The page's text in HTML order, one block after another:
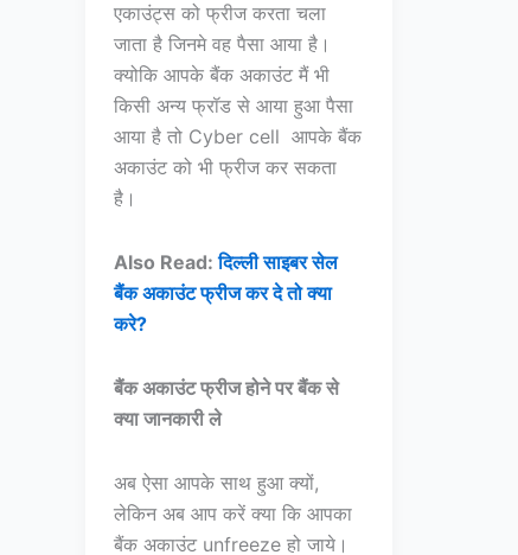
एकाउंट्स को फ्रीज करता चला
जाता है जिनमे वह पैसा आया है।
क्योकि आपके बैंक अकाउंट मैं भी
किसी अन्य फ्रॉड से आया हुआ पैसा
आया है तो Cyber cell आपके बैंक
अकाउंट को भी फ्रीज कर सकता
है।
Also Read:दिल्ली साइबर सेल
बैंक अकाउंट फ्रीज कर दे तो क्या
करे?
बैंक अकाउंट फ्रीज होने पर बैंक से
क्याजानकारी ले
अब ऐसा आपके साथ हुआ क्यों,
लेकिन अब आप करें क्या कि आपका
बैंक अकाउंट unfreeze हो जाये।